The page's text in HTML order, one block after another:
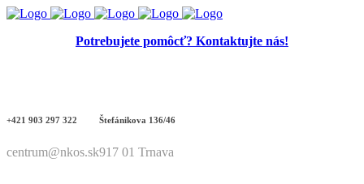
Potrebujete pomôcť? Kontaktujte nás!
+421 903 297 322
centrum@nkos.sk
Štefánikova 136/46
917 01 Trnava